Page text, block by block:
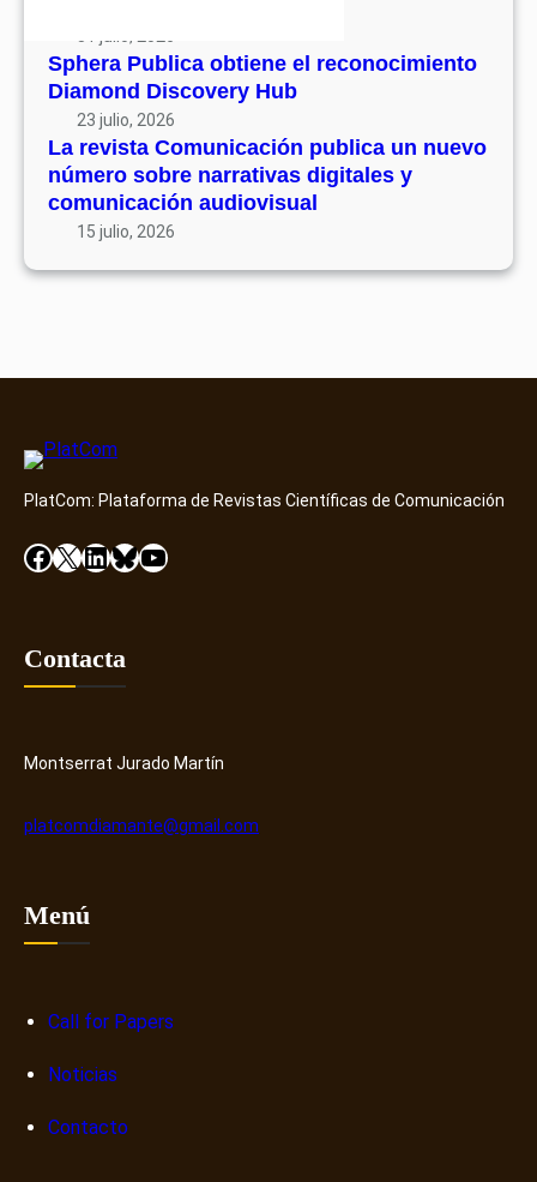
Sphera Publica obtiene el reconocimiento
Diamond Discovery Hub
23 julio, 2026
La revista Comunicación publica un nuevo
número sobre narrativas digitales y
comunicación audiovisual
15 julio, 2026
PlatCom: Plataforma de Revistas Científicas de Comunicación
Facebook X LinkedIn Bluesky YouTube
Contacta
Montserrat Jurado Martín
platcomdiamante@gmail.com
Menú
Call for Papers
Noticias
Contacto